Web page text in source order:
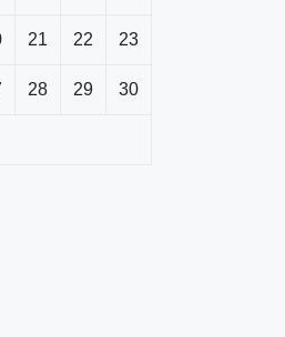
21 22 23
28 29 30